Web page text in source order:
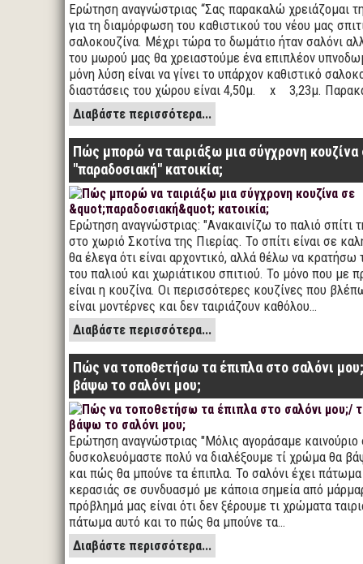
Ερώτηση αναγνώστριας “Σας παρακαλώ χρειάζομαι
για τη διαμόρφωση του καθιστικού του νέου μας
σαλοκουζίνα. Μέχρι τώρα το δωμάτιο ήταν σαλόνι
του μωρού μας θα χρειαστούμε ένα επιπλέον
μόνη λύση είναι να γίνει το υπάρχον καθιστικό
διαστάσεις του χώρου είναι 4,50μ. x 3,23μ.
Διαβάστε περισσότερα...
Πώς μπορώ να ταιριάξω μια σύγχρονη κουζίνα
"παραδοσιακή" κατοικία;
Ερώτηση αναγνώστριας: "Ανακαινίζω το παλιό σπίτι
στο χωριό Σκοτίνα της Πιερίας. Το σπίτι είναι σε
θα έλεγα ότι είναι αρχοντικό, αλλά θέλω να κρατήσω
του παλιού και χωριάτικου σπιτιού. Το μόνο που με
είναι η κουζίνα. Οι περισσότερες κουζίνες που
είναι μοντέρνες και δεν ταιριάζουν καθόλου…
Διαβάστε περισσότερα...
Πώς να τοποθετήσω τα έπιπλα στο σαλόνι
βάψω το σαλόνι μου;
Ερώτηση αναγνώστριας "Μόλις αγοράσαμε καινούριο
δυσκολευόμαστε πολύ να διαλέξουμε τί χρώμα θα
και πώς θα μπούνε τα έπιπλα. Το σαλόνι έχει
κερασιάς σε συνδυασμό με κάποια σημεία από
πρόβλημά μας είναι ότι δεν ξέρουμε τι χρώματα
πάτωμα αυτό και το πώς θα μπούνε τα…
Διαβάστε περισσότερα...